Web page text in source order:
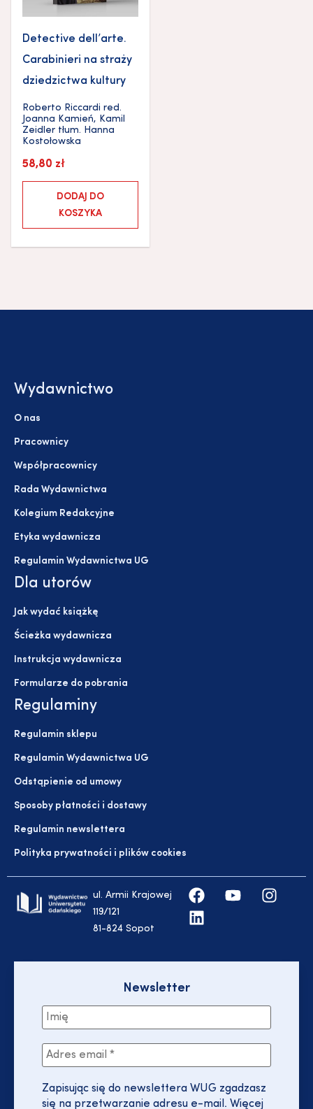
Detective dell’arte.
Carabinieri na straży
dziedzictwa kultury
Roberto Riccardi red.
Joanna Kamień, Kamil
Zeidler tłum. Hanna
Kostołowska
58,80 zł
DODAJ DO
KOSZYKA
Wydawnictwo
O nas
Pracownicy
Współpracownicy
Rada Wydawnictwa
Kolegium Redakcyjne
Etyka wydawnicza
Regulamin Wydawnictwa UG
Dla utorów
Jak wydać książkę
Ścieżka wydawnicza
Instrukcja wydawnicza
Formularze do pobrania
Regulaminy
Regulamin sklepu
Regulamin Wydawnictwa UG
Odstąpienie od umowy
Sposoby płatności i dostawy
Regulamin newslettera
Polityka prywatności i plików cookies
ul. Armii Krajowej
119/121
81-824 Sopot
Newsletter
Zapisując się do newslettera WUG zgadzasz
się na przetwarzanie adresu e-mail. Więcej